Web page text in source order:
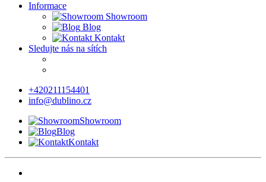
Informace
Showroom
Blog
Kontakt
Sledujte nás na sítích
+420211154401
info@dublino.cz
Showroom
Blog
Kontakt